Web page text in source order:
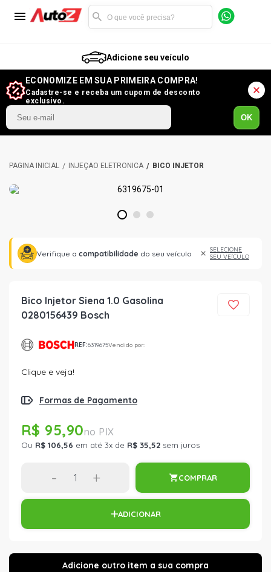
Adicione seu veículo
ECONOMIZE EM SUA PRIMEIRA COMPRA!
Cadastre-se e receba um cupom de desconto
exclusivo.
OK
INJEÇÃO ELETRÔNICA BICO INJETOR
1 2 3
Verifique a compatibilidade do seu veículo
SELECIONE
SEU VEÍCULO
Bico Injetor Siena 1.0 Gasolina
0280156439 Bosch
REF:6319675Vendido por:
Clique e veja!
Formas de Pagamento
R$ 95,90
Ou R$ 106,56 em até 3x de R$ 35,52 sem juros
- + COMPRAR
ADICIONAR